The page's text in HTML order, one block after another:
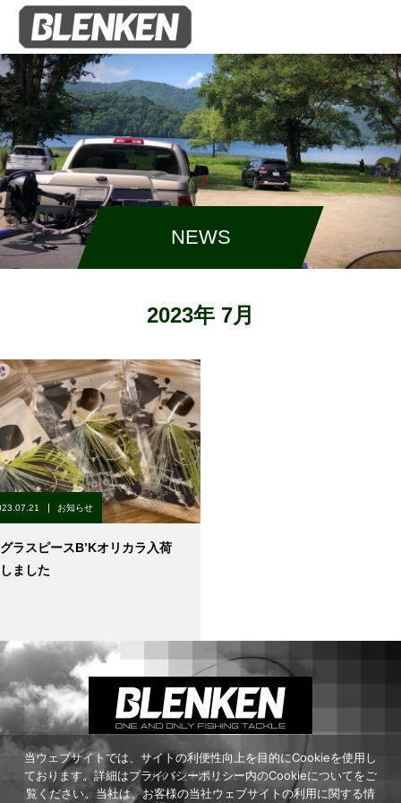
NEWS
2023年 7月
お知らせ
グラスピースB’Kオリカラ入荷
しました
サイトご利用について
当ウェブサイトでは、サイトの利便性向上を目的にCookieを使用し
ております。詳細はプライバシーポリシー内のCookieについてをご
覧ください。当社は、お客様の当社ウェブサイトの利用に関する情